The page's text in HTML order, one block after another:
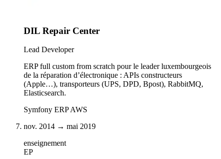
DIL Repair Center
Lead Developer
ERP full custom from scratch pour le leader luxembourgeois
de la réparation d’électronique : APIs constructeurs
(Apple…), transporteurs (UPS, DPD, Bpost), RabbitMQ,
Elasticsearch.
Symfony ERPAWS
nov. 2014 → mai 2019
enseignement
EP